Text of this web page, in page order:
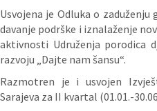
Usvojena je Odluka o zaduženju
davanje podrške i iznalaženje
aktivnosti Udruženja porodica
razvoju „Dajte nam šansu“.
Razmotren je i usvojen
Sarajeva za II kvartal (01.01.-